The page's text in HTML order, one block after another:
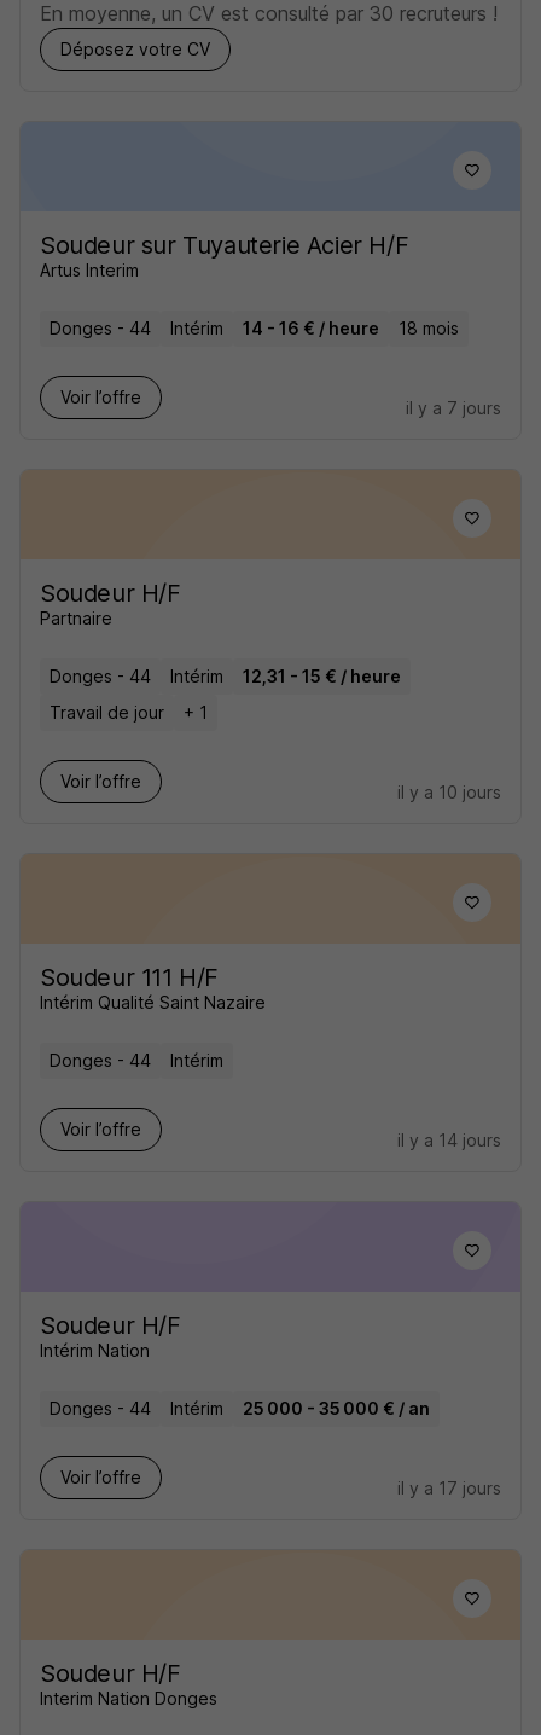
En moyenne, un CV est consulté par 30 recruteurs !
Déposez votre CV
Soudeur sur Tuyauterie Acier H/F
Artus Interim
Donges - 44 Intérim 14 - 16 € / heure 18 mois
Voir l’offre
il y a 7 jours
Soudeur H/F
Partnaire
Donges - 44 Intérim
12,31 - 15 € / heure
Travail de jour
+ 1
Voir l’offre
il y a 10 jours
Soudeur 111 H/F
Intérim Qualité Saint Nazaire
Donges - 44 Intérim
Voir l’offre
il y a 14 jours
Soudeur H/F
Intérim Nation
Donges - 44 Intérim 25 000 - 35 000 € / an
Voir l’offre
il y a 17 jours
Soudeur H/F
Interim Nation Donges